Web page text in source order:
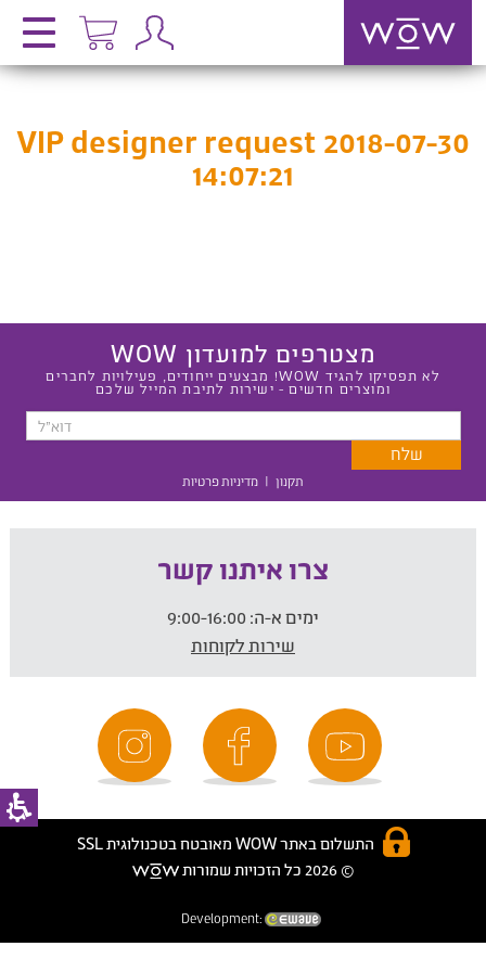
VIP designer request 2018-07-30
14:07:21
מצטרפים למועדון WOW
לא תפסיקו להגיד WOW! מבצעים ייחודים, פעילויות לחברים
ומוצרים חדשים - ישירות לתיבת המייל שלכם
תקנון | מדיניות פרטיות
צרו איתנו קשר
ימים א-ה:
שירות לקוחות
התשלום באתר WOW מאובטח בטכנולוגית SSL
© 2026 כל הזכויות שמורות
Development: